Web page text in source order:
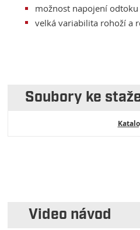
možnost napojení
velká variabilita rohoží a
Soubory ke
Video návod